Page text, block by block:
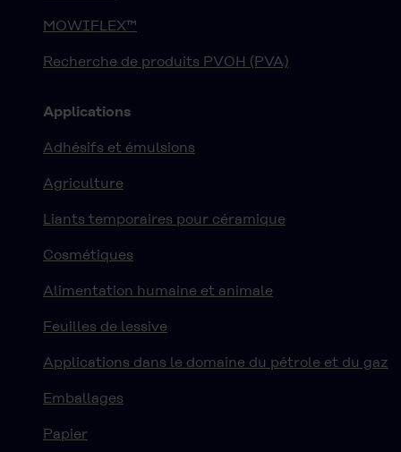
MOWIFLEX™
Recherche de produits PVOH (PVA)
Applications
Adhésifs et émulsions
Agriculture
Liants temporaires pour céramique
Cosmétiques
Alimentation humaine et animale
Feuilles de lessive
Applications dans le domaine du pétrole et du gaz
Emballages
Papier